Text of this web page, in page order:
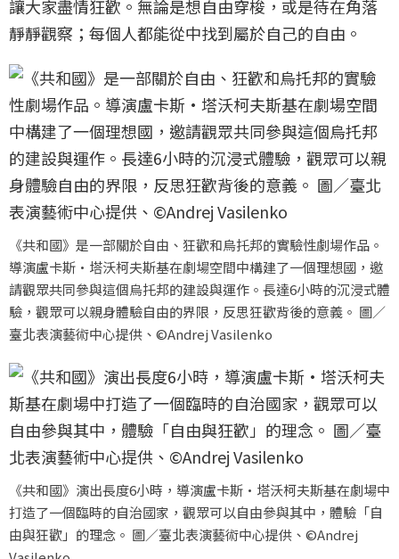
讓大家盡情狂歡。無論是想自由穿梭，或是待在角落
靜靜觀察；每個人都能從中找到屬於自己的自由。
《共和國》是一部關於自由、狂歡和烏托邦的實驗性劇場作品。
導演盧卡斯·塔沃柯夫斯基在劇場空間中構建了一個理想國，邀
請觀眾共同參與這個烏托邦的建設與運作。長達6小時的沉浸式體
驗，觀眾可以親身體驗自由的界限，反思狂歡背後的意義。 圖／
臺北表演藝術中心提供、©Andrej Vasilenko
《共和國》演出長度6小時，導演盧卡斯·塔沃柯夫斯基在劇場中
打造了一個臨時的自治國家，觀眾可以自由參與其中，體驗「自
由與狂歡」的理念。 圖／臺北表演藝術中心提供、©Andrej